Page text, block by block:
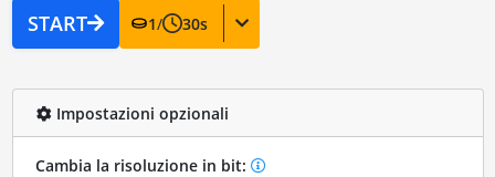
START 1/ 30s
Impostazioni opzionali
Cambia la risoluzione in bit: